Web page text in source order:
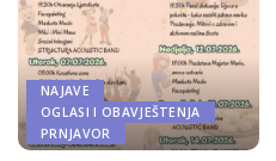
NAJAVE
OGLASI I OBAVJEŠTENJA
PRNJAVOR